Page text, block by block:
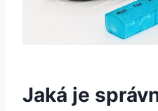
Jaká je